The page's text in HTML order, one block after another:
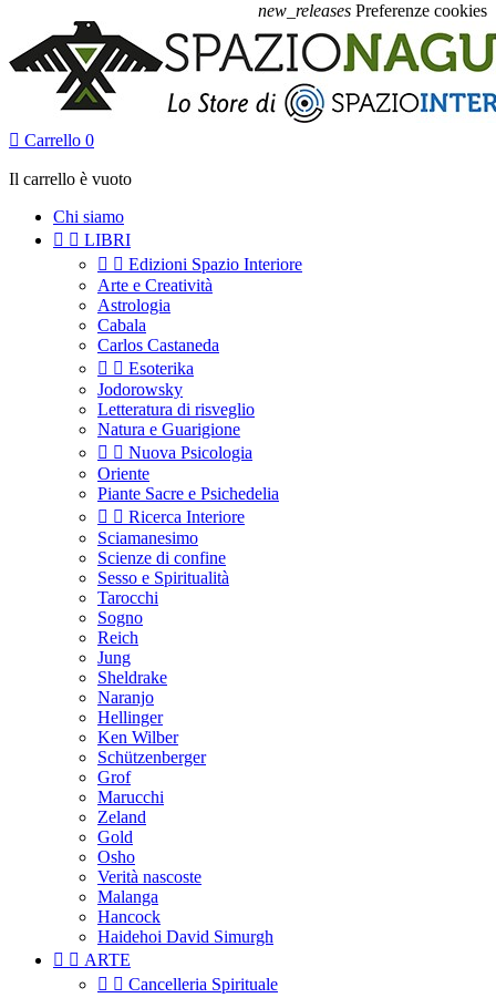
new_releases Preferenze cookies
 Carrello 0
Il carrello è vuoto
Chi siamo
  LIBRI
  Edizioni Spazio Interiore
Arte e Creatività
Astrologia
Cabala
Carlos Castaneda
  Esoterika
Jodorowsky
Letteratura di risveglio
Natura e Guarigione
  Nuova Psicologia
Oriente
Piante Sacre e Psichedelia
  Ricerca Interiore
Sciamanesimo
Scienze di confine
Sesso e Spiritualità
Tarocchi
Sogno
Reich
Jung
Sheldrake
Naranjo
Hellinger
Ken Wilber
Schützenberger
Grof
Marucchi
Zeland
Gold
Osho
Verità nascoste
Malanga
Hancock
Haidehoi David Simurgh
  ARTE
  Cancelleria Spirituale